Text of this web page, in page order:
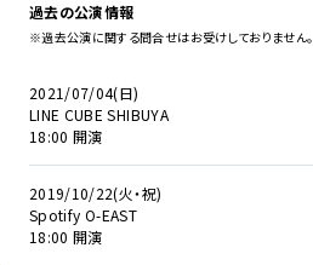
過去の公演情報
※過去公演に関する問合せはお受けしておりません。
2021/07/04(日)
LINE CUBE SHIBUYA
18:00 開演
2019/10/22(火・祝)
Spotify O-EAST
18:00 開演